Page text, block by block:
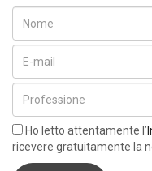
Ho letto attentamente l’
ricevere gratuitamente la